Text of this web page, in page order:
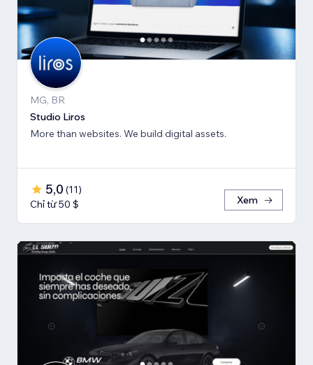
MG, BR
Studio Liros
More than websites. We build digital assets.
5,0 (11)
Chỉ từ 50 $
Xem